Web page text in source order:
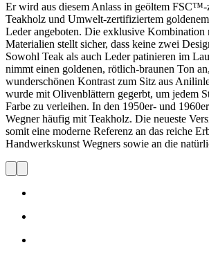
Er wird aus diesem Anlass in geöltem
Teakholz und Umwelt-zertifiziertem
Leder angeboten. Die exklusive Kombination
Materialien stellt sicher, dass keine zwei
Sowohl Teak als auch Leder patinieren im
nimmt einen goldenen, rötlich-braunen Ton
wunderschönen Kontrast zum Sitz aus
wurde mit Olivenblättern gegerbt, um jedem
Farbe zu verleihen. In den 1950er- und
Wegner häufig mit Teakholz. Die neueste
somit eine moderne Referenz an das reiche
Handwerkskunst Wegners sowie an die